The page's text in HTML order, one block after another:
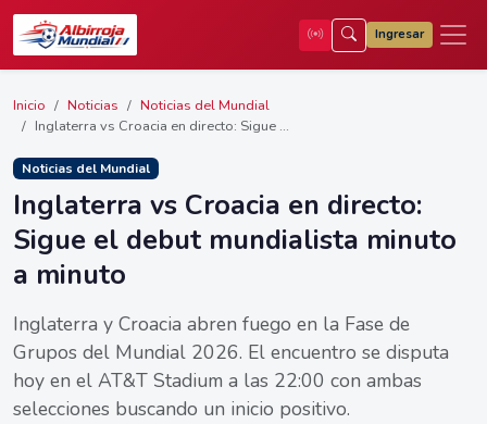
Ingresar
Inicio Noticias
Noticias del Mundial
Inglaterra vs Croacia en directo: Sigue ...
Noticias del Mundial
Inglaterra vs Croacia en directo:
Sigue el debut mundialista minuto
a minuto
Inglaterra y Croacia abren fuego en la Fase de
Grupos del Mundial 2026. El encuentro se disputa
hoy en el AT&T Stadium a las 22:00 con ambas
selecciones buscando un inicio positivo.